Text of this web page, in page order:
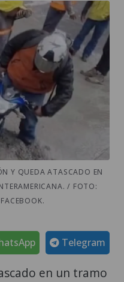
Y QUEDA ATASCADO EN
/ FOTO:
Telegram
en un tramo